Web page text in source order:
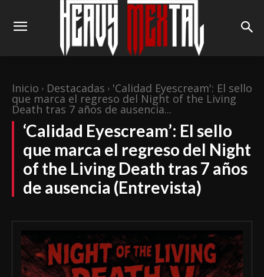
Inicio Destacadas 'Calidad Eyescream': El sello
que marca el regreso del Night of the Living
Death tras 7 años de ausencia...
‘Calidad Eyescream’: El sello
que marca el regreso del Night
of the Living Death tras 7 años
de ausencia (Entrevista)